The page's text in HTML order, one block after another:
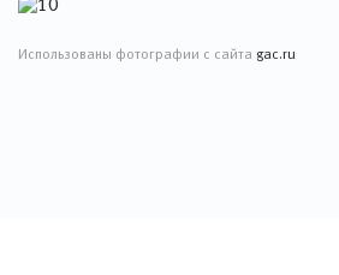
Использованы фотографии с сайта gac.ru